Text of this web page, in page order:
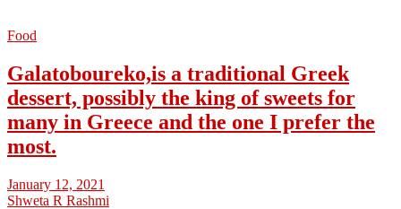
Food
Galatoboureko,is a traditional Greek
dessert, possibly the king of sweets for
many in Greece and the one I prefer the
most.
January 12, 2021
Shweta R Rashmi